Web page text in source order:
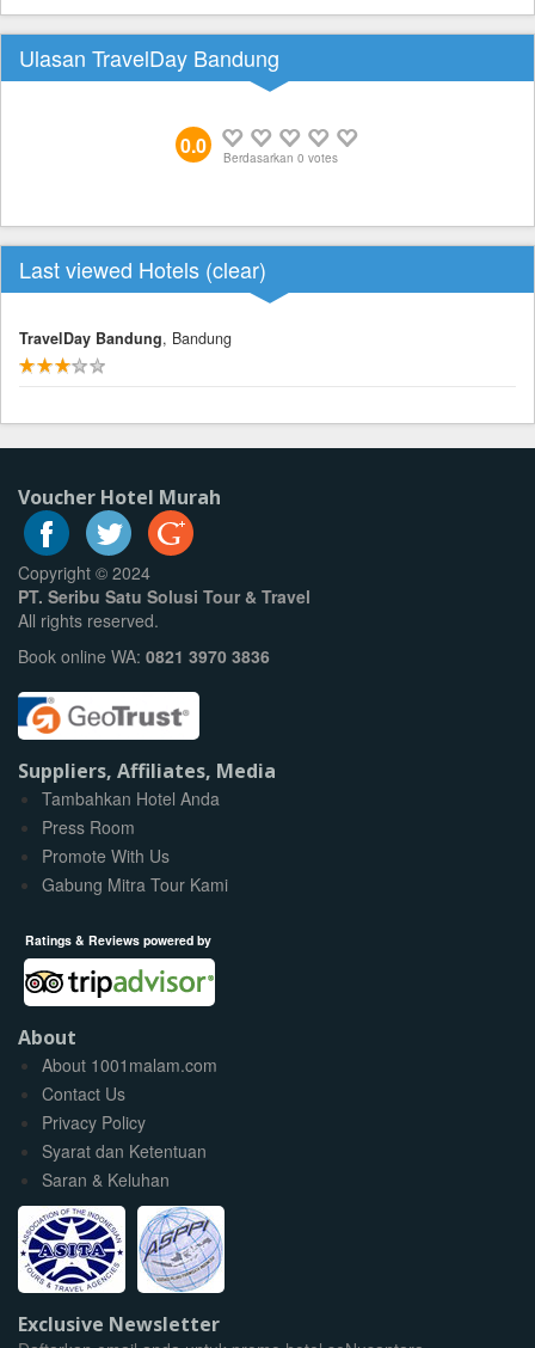
Ulasan TravelDay Bandung
0.0 Berdasarkan 0 votes
Last viewed Hotels (clear)
TravelDay Bandung, Bandung
Voucher Hotel Murah
Copyright © 2024
PT. Seribu Satu Solusi Tour & Travel
All rights reserved.
Book online WA: 0821 3970 3836
Suppliers, Affiliates, Media
Tambahkan Hotel Anda
Press Room
Promote With Us
Gabung Mitra Tour Kami
Ratings & Reviews powered by
About
About 1001malam.com
Contact Us
Privacy Policy
Syarat dan Ketentuan
Saran & Keluhan
Exclusive Newsletter